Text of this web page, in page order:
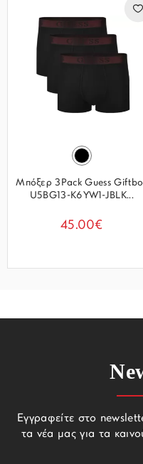
Μπόξερ 3Pack Guess
U5BG13-K6YW1-JBLK...
45.00€
Εγγραφείτε στο
τα νέα μας για τα